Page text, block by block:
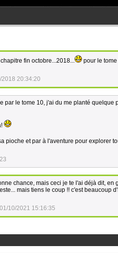
fin octobre...2018... pour le
2018 20:34:20
par le tome 10, j'ai du me planté
pioche et par à l'aventure pour explorer
chance, mais ceci je te l'ai déjà dit,
mais tiens le coup !! c'est beaucoup
01/10/2021 15:16:35